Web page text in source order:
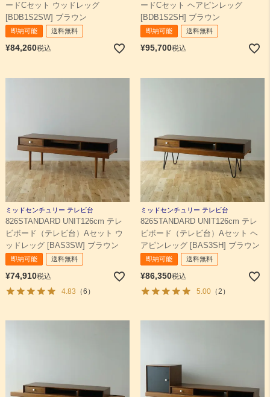
ードCセット ウッドレッグ
[BDB1S2SW] ブラウン
即納可能 送料無料
¥84,260税込
ードCセット ヘアピンレッグ
[BDB1S2SH] ブラウン
即納可能 送料無料
¥95,700税込
ミッドセンチュリー テレビ台
826STANDARD UNIT126cm テレ
ビボード（テレビ台）Aセット ウ
ッドレッグ [BAS3SW] ブラウン
即納可能 送料無料
¥74,910税込
4.83 （6）
ミッドセンチュリー テレビ台
826STANDARD UNIT126cm テレ
ビボード（テレビ台）Aセット ヘ
アピンレッグ [BAS3SH] ブラウン
即納可能 送料無料
¥86,350税込
5.00（2）